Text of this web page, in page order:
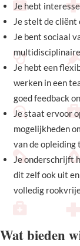
Je hebt
Je stelt de
Je bent sociaal
Je hebt een
werken in een
goed feedback
Je staat ervoor
mogelijkheden
van de
Je onderschrijft
dit zelf ook uit
volledig
Wat bieden